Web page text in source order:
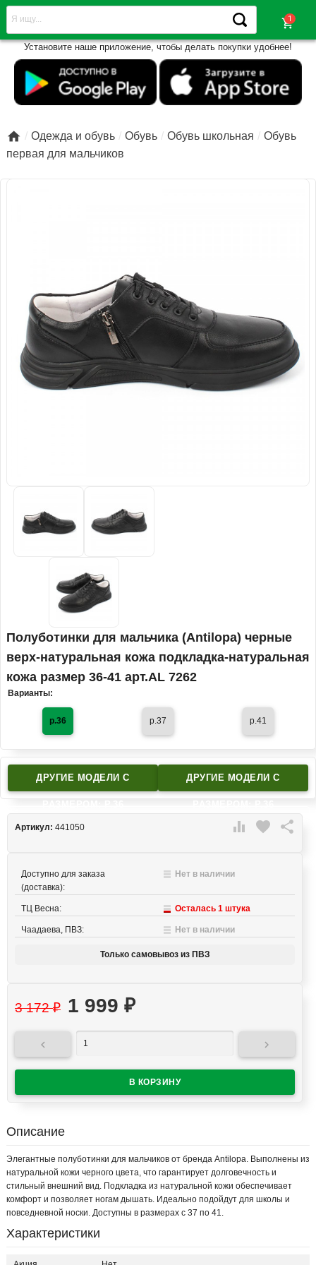
shopping_cart
Установите наше приложение, чтобы делать покупки удобнее!
 Одежда и обувь Обувь Обувь школьная
Обувь
первая для мальчиков
Полуботинки для мальчика (Antilopa) черные
верх-натуральная кожа подкладка-натуральная
кожа размер 36-41 арт.AL 7262
Варианты:
р.36 р.37 р.41
ДРУГИЕ МОДЕЛИ C ДРУГИЕ МОДЕЛИ C
 favorite 
Артикул: 441050
Доступно для заказа
(доставка):
Нет в наличии
ТЦ Весна: Осталась 1 штука
Чаадаева, ПВЗ: Нет в наличии
Только самовывоз из ПВЗ
3 172₽ 1 999 ₽
 
Описание
Элегантные полуботинки для мальчиков от бренда Antilopa. Выполнены из
натуральной кожи черного цвета, что гарантирует долговечность и
стильный внешний вид. Подкладка из натуральной кожи обеспечивает
комфорт и позволяет ногам дышать. Идеально подойдут для школы и
повседневной носки. Доступны в размерах с 37 по 41.
Характеристики